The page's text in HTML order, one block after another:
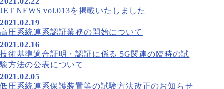
JET NEWS vol.013を掲載いたしました
2021.02.19
高圧系統連系認証業務の開始について
2021.02.16
技術基準適合証明・認証に係る 5G関連の臨時の試
験方法の公表について
2021.02.05
低圧系統連系保護装置等の試験方法改正のお知らせ